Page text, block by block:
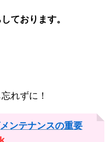
ております。
れずに！
ンテナンスの重要